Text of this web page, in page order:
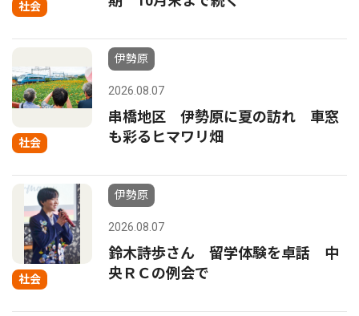
社会
社会
伊勢原
2026.08.07
串橋地区 伊勢原に夏の訪れ 車窓
も彩るヒマワリ畑
社会
伊勢原
2026.08.07
鈴木詩歩さん 留学体験を卓話 中
央ＲＣの例会で